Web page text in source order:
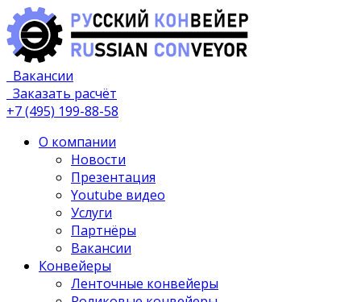
Русский конвейер
Производство конвейеров в России
Вакансии
Заказать расчёт
+7 (495) 199-88-58
О компании
Новости
Презентация
Youtube видео
Услуги
Партнёры
Вакансии
Конвейеры
Ленточные конвейеры